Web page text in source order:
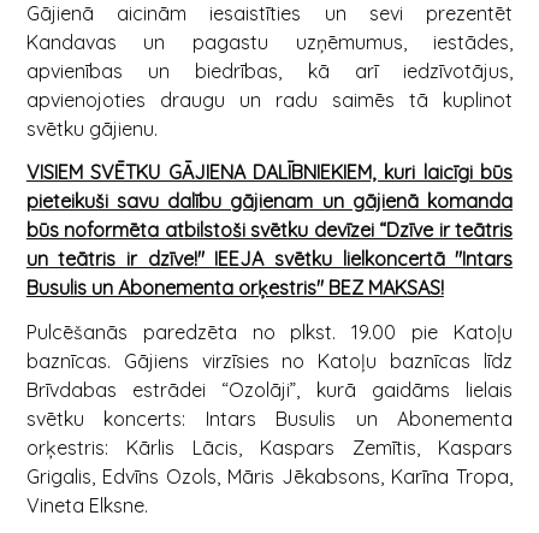
Gājienā aicinām iesaistīties un sevi prezentēt
Kandavas un pagastu uzņēmumus, iestādes,
apvienības un biedrības, kā arī iedzīvotājus,
apvienojoties draugu un radu saimēs tā kuplinot
svētku gājienu.
VISIEM SVĒTKU GĀJIENA DALĪBNIEKIEM, kuri laicīgi būs
pieteikuši savu dalību gājienam un gājienā komanda
būs noformēta atbilstoši svētku devīzei “Dzīve ir teātris
un teātris ir dzīve!" IEEJA svētku lielkoncertā "Intars
Busulis un Abonementa orķestris" BEZ MAKSAS!
Pulcēšanās paredzēta no plkst. 19.00 pie Katoļu
baznīcas. Gājiens virzīsies no Katoļu baznīcas līdz
Brīvdabas estrādei “Ozolāji”, kurā gaidāms lielais
svētku koncerts: Intars Busulis un Abonementa
orķestris: Kārlis Lācis, Kaspars Zemītis, Kaspars
Grigalis, Edvīns Ozols, Māris Jēkabsons, Karīna Tropa,
Vineta Elksne.